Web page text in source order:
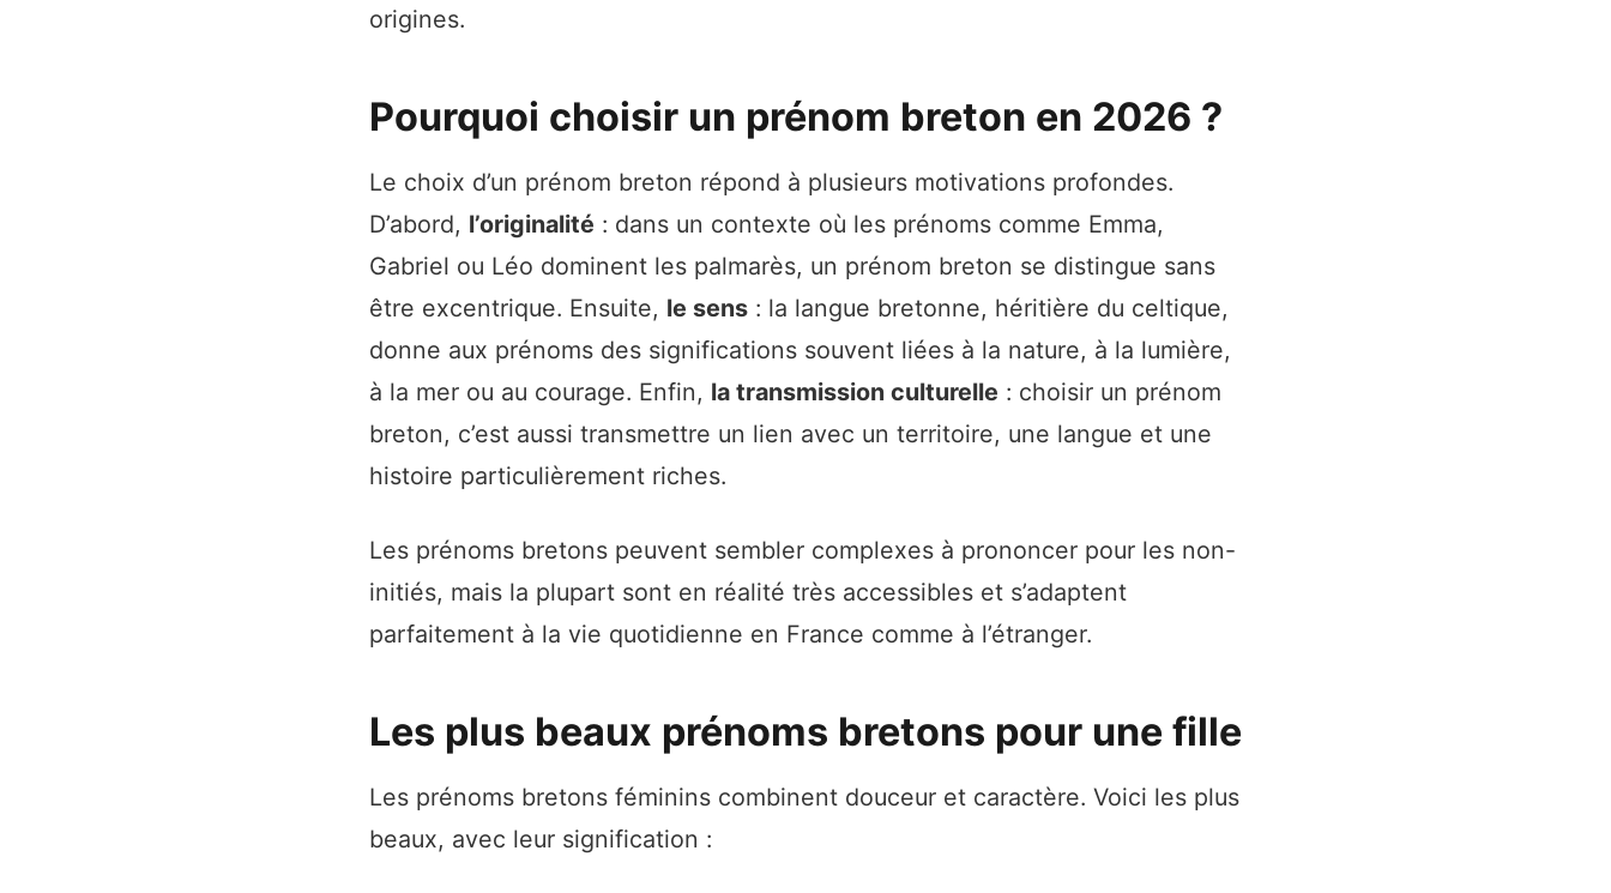
origines.
Pourquoi choisir un prénom breton en 2026 ?
Le choix d’un prénom breton répond à plusieurs motivations profondes.
D’abord, l’originalité : dans un contexte où les prénoms comme Emma,
Gabriel ou Léo dominent les palmarès, un prénom breton se distingue sans
être excentrique. Ensuite, le sens : la langue bretonne, héritière du celtique,
donne aux prénoms des significations souvent liées à la nature, à la lumière,
à la mer ou au courage. Enfin, la transmission culturelle : choisir un prénom
breton, c’est aussi transmettre un lien avec un territoire, une langue et une
histoire particulièrement riches.
Les prénoms bretons peuvent sembler complexes à prononcer pour les non-
initiés, mais la plupart sont en réalité très accessibles et s’adaptent
parfaitement à la vie quotidienne en France comme à l’étranger.
Les plus beaux prénoms bretons pour une fille
Les prénoms bretons féminins combinent douceur et caractère. Voici les plus
beaux, avec leur signification :